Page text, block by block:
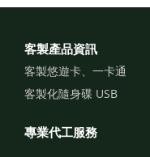
客製產品資訊
客製悠遊卡、一卡通
客製化隨身碟 USB
專業代工服務